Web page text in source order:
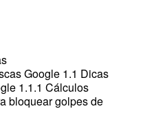
Google 1.1 Dicas
1.1.1 Cálculos
bloquear golpes de